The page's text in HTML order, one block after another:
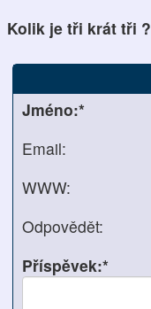
Kolik je tři krát tři ?
Jméno:*
Email:
WWW:
Odpovědět:
Příspěvek:*